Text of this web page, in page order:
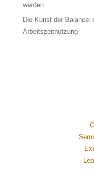
werden
Die Kunst der Balance:
Arbeitszeitnutzung